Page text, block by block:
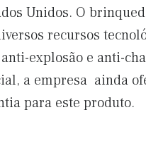
Unidos. O
recursos
explosão e anti-
a empresa ainda
para este produto.